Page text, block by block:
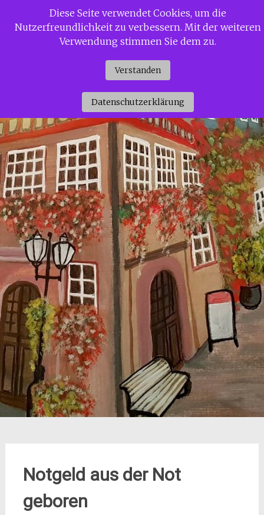
InhaltSiggi Gerdaus Welt
Notgeld aus der Not
geboren
Diese Seite verwendet Cookies, um die
Nutzerfreundlichkeit zu verbessern. Mit der weiteren
Verwendung stimmen Sie dem zu.
Verstanden
Datenschutzerklärung